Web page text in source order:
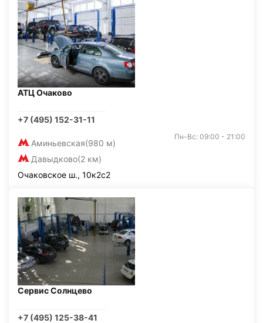
АТЦ Очаково
+7 (495) 152-31-11
Аминьевская(980 м)
Давыдково(2 км)
Пн-Вс: 09:00 - 21:00
Очаковское ш., 10к2с2
Сервис Солнцево
+7 (495) 125-38-41